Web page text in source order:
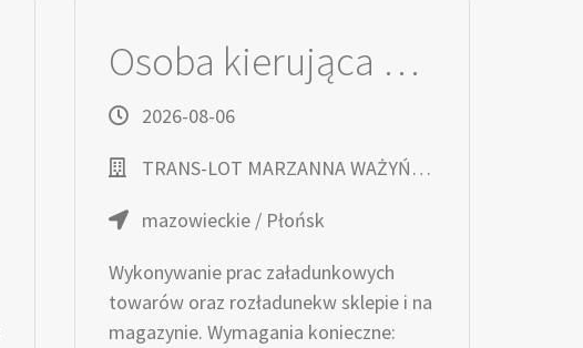
Osoba kierująca wózkami widłowymi
2026-08-06
TRANS-LOT MARZANNA WAŻYŃSKA
mazowieckie / Płońsk
Wykonywanie prac załadunkowych
towarów oraz rozładunekw sklepie i na
magazynie. Wymagania konieczne: